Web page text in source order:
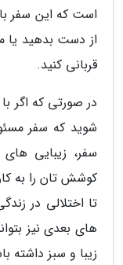
است که این سفر
از دست بدهید یا
قربانی کنید.
در صورتی که اگر
شوید که سفر
سفر، زیبایی
کوشش تان را به
تا اختلالی در
های بعدی نیز
زیبا و سبز داشته